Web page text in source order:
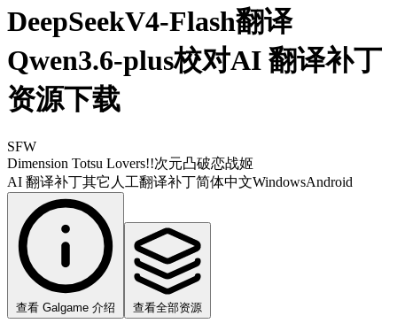
DeepSeekV4-Flash翻译
Qwen3.6-plus校对AI 翻译补丁
资源下载
SFW
Dimension Totsu Lovers!!次元凸破恋战姬
AI 翻译补丁其它 人工翻译补丁简体中文WindowsAndroid
查看 Galgame 介绍 查看全部资源